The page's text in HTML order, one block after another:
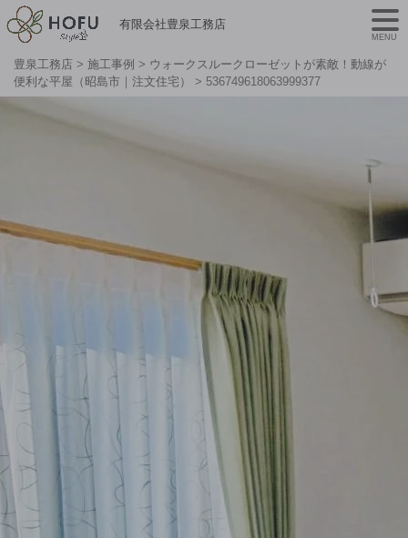
有限会社豊泉工務店
豊泉工務店 > 施工事例 > ウォークスルークローゼットが素敵！動線が
便利な平屋（昭島市｜注文住宅）
> 536749618063999377
MENU